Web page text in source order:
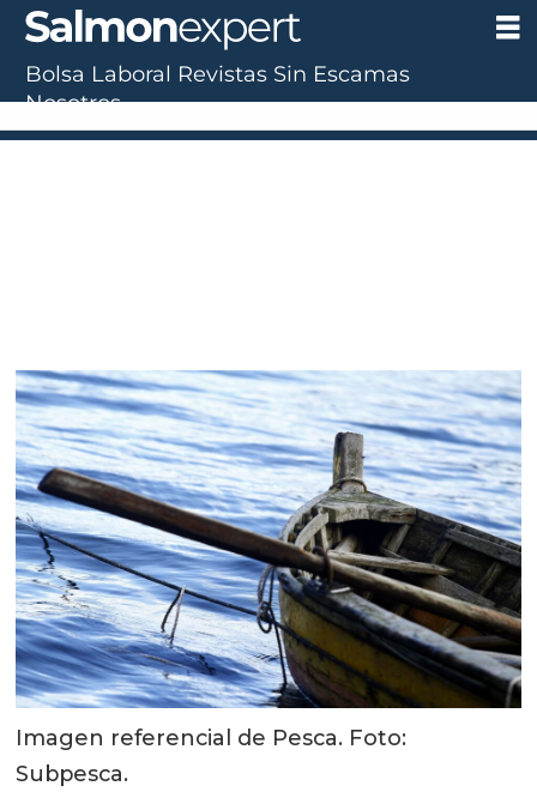
Imagen referencial de Pesca. Foto:
Subpesca.
Bolsa Laboral Revistas Sin Escamas
Nosotros